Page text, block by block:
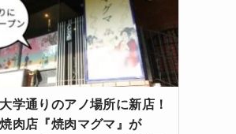
大学通りのアノ場所に新店！
肉店『焼肉マグマ』が